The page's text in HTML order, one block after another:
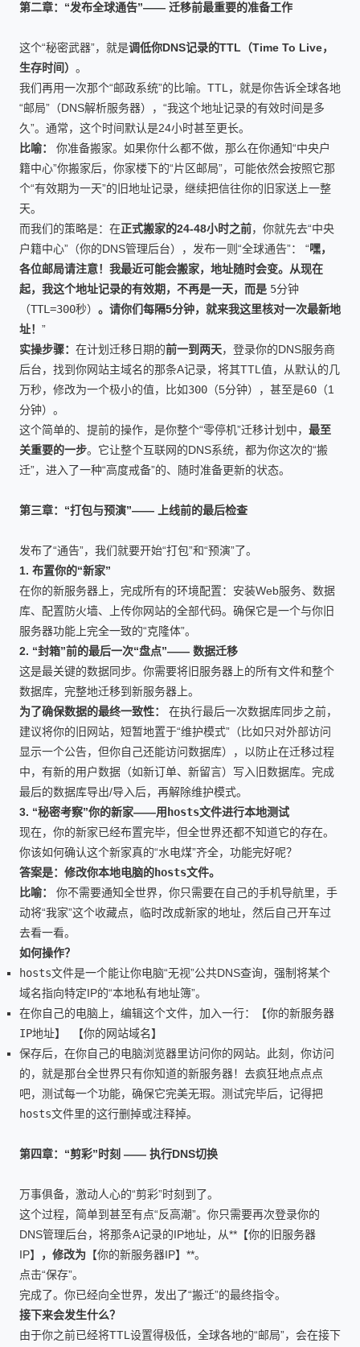
第二章：“发布全球通告”—— 迁移前最重要的准备工作
这个“秘密武器”，就是调低你DNS记录的TTL（Time To Live，
生存时间） 。
我们再用一次那个“邮政系统”的比喻。TTL，就是你告诉全球各地
“邮局”（DNS解析服务器），“我这个地址记录的有效时间是多
久”。通常，这个时间默认是24小时甚至更长。
比喻：
你准备搬家。如果你什么都不做，那么在你通知“中央户
籍中心”你搬家后，你家楼下的“片区邮局”，可能依然会按照它那
个“有效期为一天”的旧地址记录，继续把信往你的旧家送上一整
天。
而我们的策略是：在正式搬家的24-48小时之前，你就先去“中央
户籍中心”（你的DNS管理后台），发布一则“全球通告”： “嘿，
各位邮局请注意！我最近可能会搬家，地址随时会变。从现在
起，我这个地址记录的有效期，不再是一天，而是 5分钟
（TTL=300秒） 。请你们每隔5分钟，就来我这里核对一次最新地
址！ ”
实操步骤： 在计划迁移日期的前一到两天，登录你的DNS服务商
后台，找到你网站主域名的那条A记录，将其TTL值，从默认的几
万秒，修改为一个极小的值，比如300 （5分钟），甚至是60 （1
分钟）。
这个简单的、提前的操作，是你整个“零停机”迁移计划中， 最至
关重要的一步。它让整个互联网的DNS系统，都为你这次的“搬
迁”，进入了一种“高度戒备”的、随时准备更新的状态。
第三章：“打包与预演”—— 上线前的最后检查
发布了“通告”，我们就要开始“打包”和“预演”了。
1. 布置你的“新家”
在你的新服务器上，完成所有的环境配置：安装Web服务、数据
库、配置防火墙、上传你网站的全部代码。确保它是一个与你旧
服务器功能上完全一致的“克隆体”。
2. “封箱”前的最后一次“盘点”—— 数据迁移
这是最关键的数据同步。你需要将旧服务器上的所有文件和整个
数据库，完整地迁移到新服务器上。
为了确保数据的最终一致性：
在执行最后一次数据库同步之前，
建议将你的旧网站，短暂地置于“维护模式”（比如只对外部访问
显示一个公告，但你自己还能访问数据库），以防止在迁移过程
中，有新的用户数据（如新订单、新留言）写入旧数据库。完成
最后的数据库导出/导入后，再解除维护模式。
3. “秘密考察”你的新家——用 hosts文件进行本地测试
现在，你的新家已经布置完毕，但全世界还都不知道它的存在。
你该如何确认这个新家真的“水电煤”齐全，功能完好呢？
答案是：修改你本地电脑的hosts文件。
比喻：
你不需要通知全世界，你只需要在自己的手机导航里，手
动将“我家”这个收藏点，临时改成新家的地址，然后自己开车过
去看一看。
如何操作？
hosts文件是一个能让你电脑“无视”公共DNS查询，强制将某个
域名指向特定IP的“本地私有地址簿”。
在你自己的电脑上，编辑这个文件，加入一行：
【你的新服务器
IP地址】 【你的网站域名】
保存后，在你自己的电脑浏览器里访问你的网站。此刻，你访问
的，就是那台全世界只有你知道的新服务器！去疯狂地点点点
吧，测试每一个功能，确保它完美无瑕。测试完毕后，记得把
hosts文件里的这行删掉或注释掉。
第四章：“剪彩”时刻 —— 执行DNS切换
万事俱备，激动人心的“剪彩”时刻到了。
这个过程，简单到甚至有点“反高潮”。你只需要再次登录你的
DNS管理后台，将那条A记录的IP地址，从**【你的旧服务器
IP】
，修改为 【你的新服务器IP】**。
点击“保存”。
完成了。你已经向全世界，发出了“搬迁”的最终指令。
接下来会发生什么？
由于你之前已经将TTL设置得极低，全球各地的“邮局”，会在接下